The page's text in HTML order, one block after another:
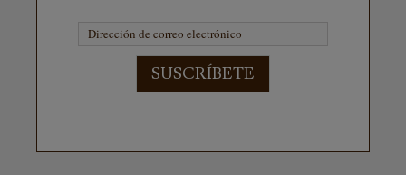
SUSCRÍBETE